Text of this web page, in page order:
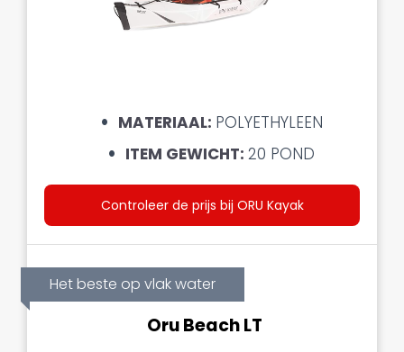
MATERIAAL: POLYETHYLEEN
ITEM GEWICHT: 20 POND
Controleer de prijs bij ORU Kayak
Het beste op vlak water
Oru Beach LT